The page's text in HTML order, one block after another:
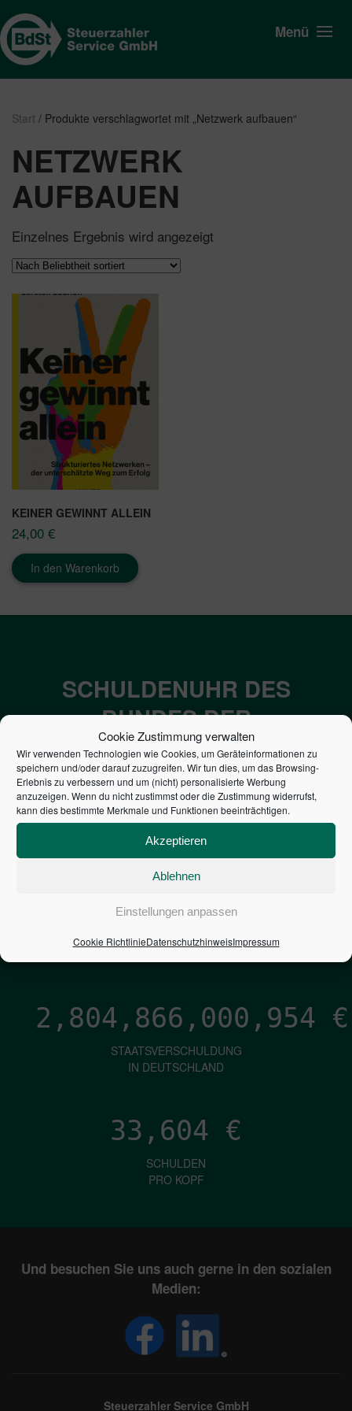
Cookie Zustimmung verwalten
Wir verwenden Technologien wie Cookies, um Geräteinformationen zu
speichern und/oder darauf zuzugreifen. Wir tun dies, um das Browsing-
Erlebnis zu verbessern und um (nicht) personalisierte Werbung
anzuzeigen. Wenn du nicht zustimmst oder die Zustimmung widerrufst,
kann dies bestimmte Merkmale und Funktionen beeinträchtigen.
Akzeptieren
Ablehnen
Einstellungen anpassen
Cookie RichtlinieDatenschutzhinweisImpressum
Menü
Start / Produkte verschlagwortet mit „Netzwerk aufbauen“
NETZWERK
AUFBAUEN
Einzelnes Ergebnis wird angezeigt
KEINER GEWINNT ALLEIN
24,00 €
In den Warenkorb
SCHULDENUHR DES
BUNDES DER
STEUERZAHLER
7,052€
NEUVERSCHULDUNG
PRO SEKUNDE
1,601€
ZINSEN
2,804,866,001,836 €
STAATSVERSCHULDUNG
IN DEUTSCHLAND
33,604 €
SCHULDEN
PRO KOPF
Und besuchen Sie uns auch gerne in den sozialen
Medien:
Steuerzahler Service GmbH